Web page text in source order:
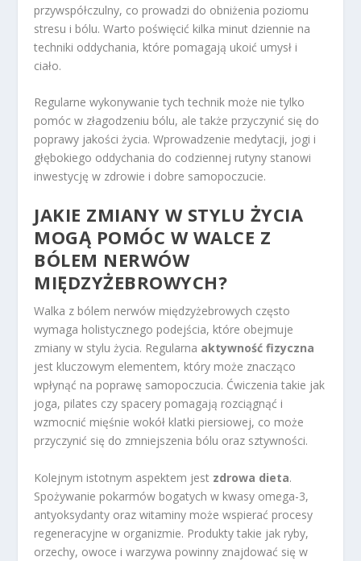
przywspółczulny, co prowadzi do obniżenia poziomu
stresu i bólu. Warto poświęcić kilka minut dziennie na
techniki oddychania, które pomagają ukoić umysł i
ciało.
Regularne wykonywanie tych technik może nie tylko
pomóc w złagodzeniu bólu, ale także przyczynić się do
poprawy jakości życia. Wprowadzenie medytacji, jogi i
głębokiego oddychania do codziennej rutyny stanowi
inwestycję w zdrowie i dobre samopoczucie.
JAKIE ZMIANY W STYLU ŻYCIA
MOGĄ POMÓC W WALCE Z
BÓLEM NERWÓW
MIĘDZYŻEBROWYCH?
Walka z bólem nerwów międzyżebrowych często
wymaga holistycznego podejścia, które obejmuje
zmiany w stylu życia. Regularna aktywność fizyczna
jest kluczowym elementem, który może znacząco
wpłynąć na poprawę samopoczucia. Ćwiczenia takie jak
joga, pilates czy spacery pomagają rozciągnąć i
wzmocnić mięśnie wokół klatki piersiowej, co może
przyczynić się do zmniejszenia bólu oraz sztywności.
Kolejnym istotnym aspektem jest zdrowa dieta.
Spożywanie pokarmów bogatych w kwasy omega-3,
antyoksydanty oraz witaminy może wspierać procesy
regeneracyjne w organizmie. Produkty takie jak ryby,
orzechy, owoce i warzywa powinny znajdować się w